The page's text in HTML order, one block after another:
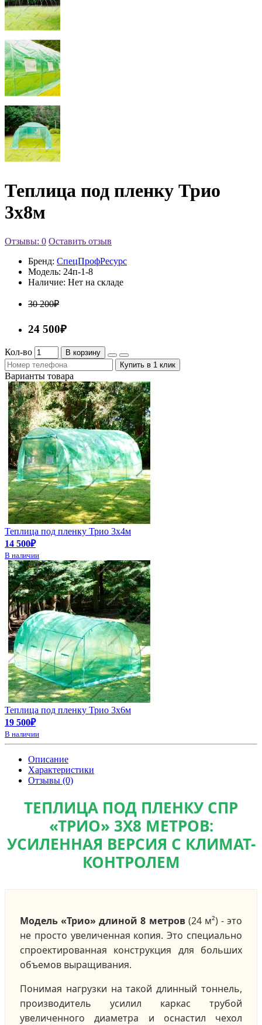
Теплица под пленку Трио
3х8м
Отзывы: 0 Оставить отзыв
Бренд: СпецПрофРесурс
Модель: 24п-1-8
Наличие: Нет на складе
30 200₽
24 500₽
Кол-во
В корзину
Купить в 1 клик
Варианты товара
Теплица под пленку Трио 3х4м
14 500₽
В наличии
Теплица под пленку Трио 3х6м
19 500₽
В наличии
Описание
Характеристики
Отзывы (0)
ТЕПЛИЦА ПОД ПЛЕНКУ СПР
«ТРИО» 3Х8 МЕТРОВ:
УСИЛЕННАЯ ВЕРСИЯ С КЛИМАТ-
КОНТРОЛЕМ
Модель «Трио» длиной 8 метров(24 м²) - это
не просто увеличенная копия. Это специально
спроектированная конструкция для больших
объемов выращивания.
Понимая нагрузки на такой длинный тоннель,
производитель усилил каркас трубой
увеличенного диаметра и оснастил чехол